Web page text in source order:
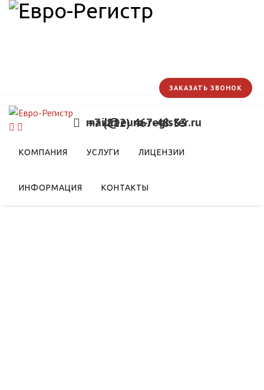
+7 (812) 467-48-33
mail@euro-register.ru
ЗАКАЗАТЬ ЗВОНОК
КОМПАНИЯ УСЛУГИ ЛИЦЕНЗИИ
ИНФОРМАЦИЯ КОНТАКТЫ
на соответствие